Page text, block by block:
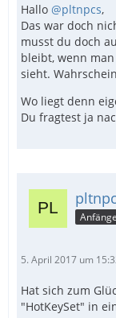
Hallo @pltnpcs,
Das war doch
musst du doch
bleibt, wenn
sieht.
Wo liegt denn
Du fragtest ja
5. April 2017 um
Hat sich zum
"HotKeySet" in